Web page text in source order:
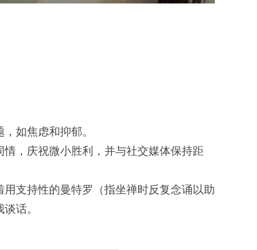
如焦虑和抑郁。
，庆祝微小胜利，并与社交媒体保持距
支持性的曼特罗（指坐禅时反复念诵以助
话。